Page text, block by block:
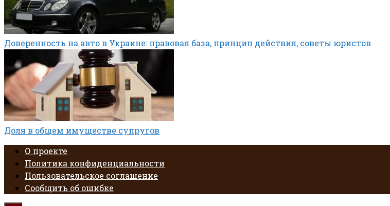
Доверенность на авто в Украине: правовая база, принцип действия, советы юристов
Доля в общем имуществе супругов
О проекте
Политика конфиденциальности
Пользовательское соглашение
Сообщить об ошибке